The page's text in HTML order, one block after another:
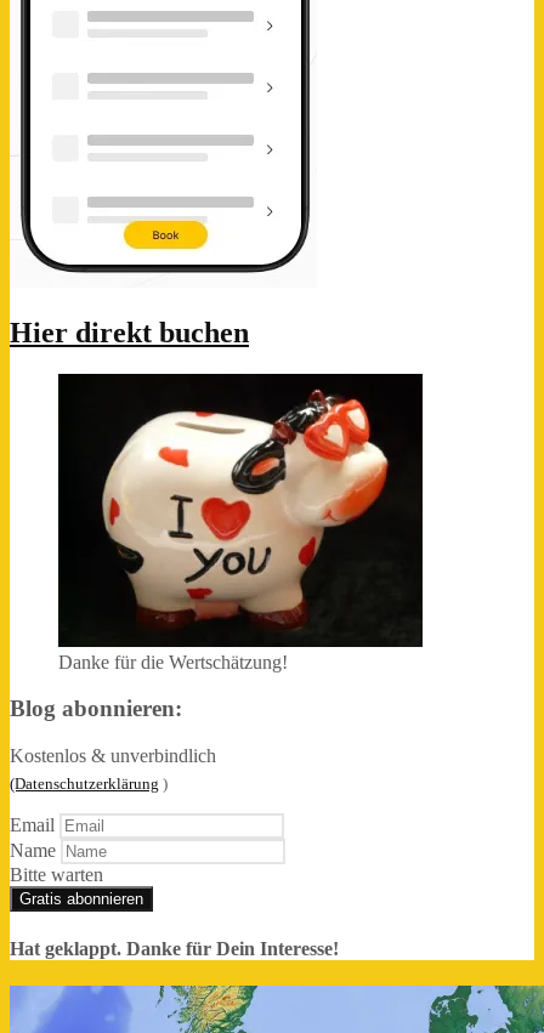
Hier direkt buchen
Danke für die Wertschätzung!
Blog abonnieren:
Kostenlos & unverbindlich
(Datenschutzerklärung )
Email
Name
Bitte warten
Gratis abonnieren
Hat geklappt. Danke für Dein Interesse!